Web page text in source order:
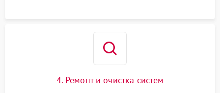
4. Ремонт и очистка систем